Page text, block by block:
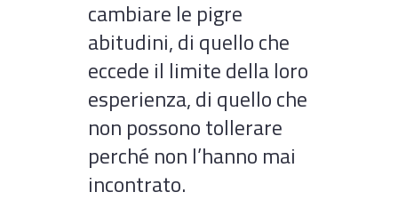
cambiare le pigre
abitudini, di quello che
eccede il limite della loro
esperienza, di quello che
non possono tollerare
perché non l’hanno mai
incontrato.